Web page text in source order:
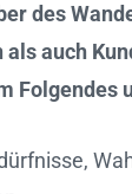
des
als auch
Folgendes